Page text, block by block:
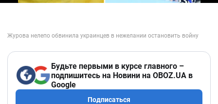
Будьте первыми в курсе главного –
подпишитесь на Новини на OBOZ.UA в
Google
Подписаться